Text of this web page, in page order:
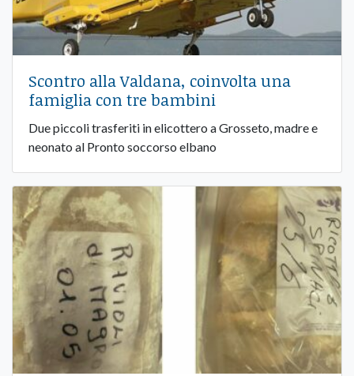
Scontro alla Valdana, coinvolta una
famiglia con tre bambini
Due piccoli trasferiti in elicottero a Grosseto, madre e
neonato al Pronto soccorso elbano